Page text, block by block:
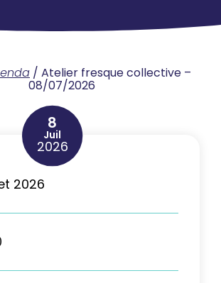
/ Atelier fresque collective –
08/07/2026
8
Juil
2026
2026